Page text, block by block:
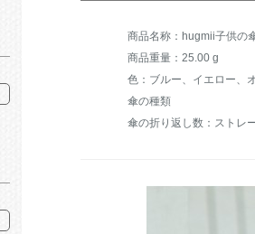
商品重量：25.00 g
傘の種類
傘の折り返し数：ストレ